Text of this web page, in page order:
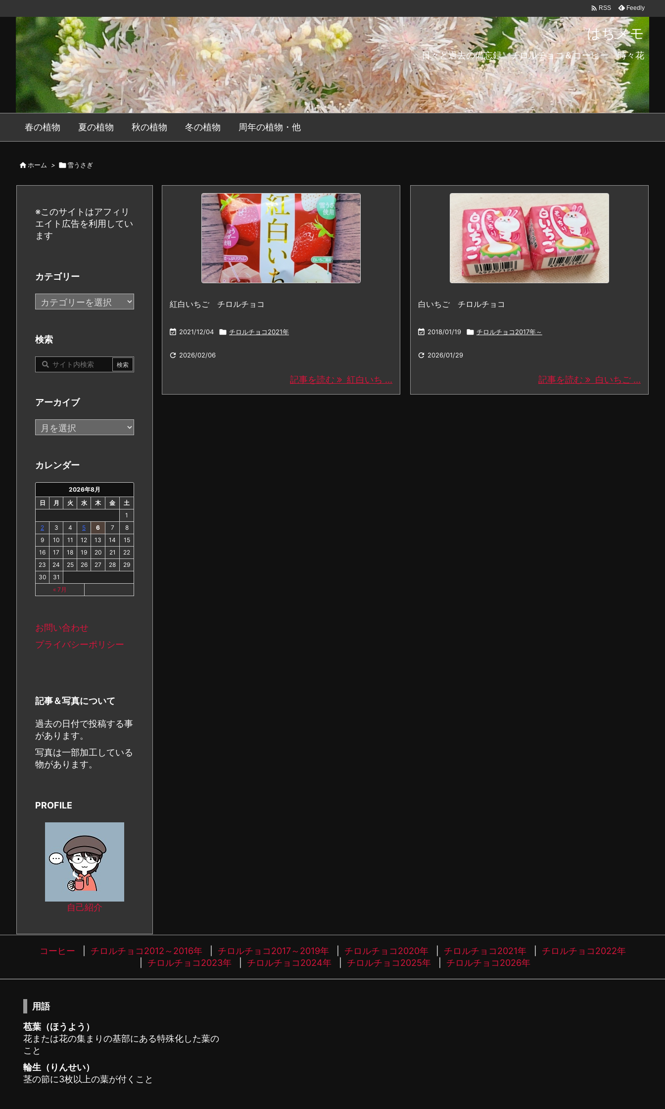
はちメモ
日々と過去の備忘録 チロルチョコ＆コーヒー 時々花
春の植物 夏の植物 秋の植物 冬の植物 周年の植物・他
 RSS Feedly
 ホーム > 雪うさぎ
紅白いちご チロルチョコ
 2021/12/04  チロルチョコ2021年
 2026/02/06
記事を読む 紅白いち ...
白いちご チロルチョコ
 2018/01/19  チロルチョコ2017年～
 2026/01/29
記事を読む 白いちご ...
※このサイトはアフィリ
エイト広告を利用してい
ます
カテゴリー
カ
テ
リ
ー
検索
アーカイブ
ア
ー
イ
ブ
カレンダー
2026年8月
日
月 火 水 木 金
土
1
2
3 4 5 6 7
8
9
10 11 12 13 14
15
16
17 18 19 20 21
22
23
24 25 26 27 28
29
30
31
« 7月
お問い合わせ
プライバシーポリシー
記事＆写真について
過去の日付で投稿する事
があります。
写真は一部加工している
物があります。
PROFILE
自己紹介
コーヒー チロルチョコ2012～2016年 チロルチョコ2017～2019年 チロルチョコ2020年 チロルチョコ2021年
チロルチョコ2022年
チロルチョコ2023年
チロルチョコ2024年 チロルチョコ2025年 チロルチョコ2026年
用語
苞葉（ほうよう）
花または花の集まりの基部にある特殊化した葉の
こと
輪生（りんせい）
茎の節に3枚以上の葉が付くこと